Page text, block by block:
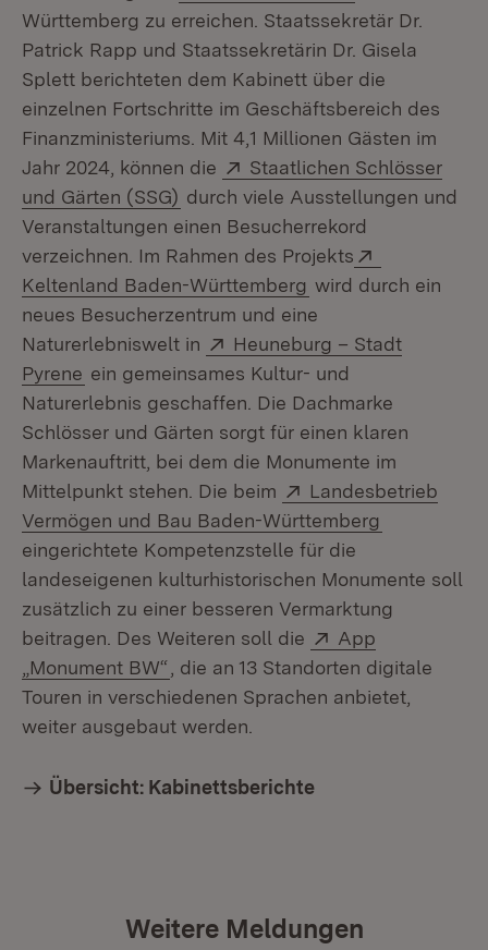
Württemberg zu erreichen. Staatssekretär Dr.
Patrick Rapp und Staatssekretärin Dr. Gisela
Splett berichteten dem Kabinett über die
einzelnen Fortschritte im Geschäftsbereich des
Finanzministeriums. Mit 4,1 Millionen Gästen im
Jahr 2024, können die
Extern:
Staatlichen Schlösser
und Gärten (SSG) (Öffnet in neuem Fenster)
durch viele Ausstellungen und
Veranstaltungen einen Besucherrekord
verzeichnen. Im Rahmen des Projekts
Keltenland Baden-Württemberg (Öffnet in neuem
wird durch ein
neues Besucherzentrum und eine
Naturerlebniswelt in
Extern:
Heuneburg – Stadt
Pyrene (Öffnet in neuem Fenster)
ein gemeinsames Kultur- und
Naturerlebnis geschaffen. Die Dachmarke
Schlösser und Gärten sorgt für einen klaren
Markenauftritt, bei dem die Monumente im
Mittelpunkt stehen. Die beim
Extern:
Landesbetrieb
Vermögen und Bau Baden-Württemberg
eingerichtete Kompetenzstelle für die
landeseigenen kulturhistorischen Monumente soll
zusätzlich zu einer besseren Vermarktung
beitragen. Des Weiteren soll die
Extern:
App
„Monument BW“ (Öffnet in neuem Fenster)
, die an 13 Standorten digitale
Touren in verschiedenen Sprachen anbietet,
weiter ausgebaut werden.
Übersicht: Kabinettsberichte
Weitere Meldungen